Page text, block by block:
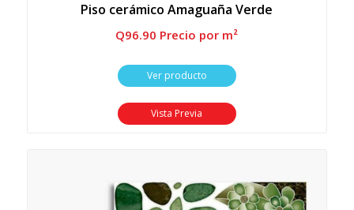
Piso cerámico Amaguaña Verde
Q96.90 Precio por m²
Ver producto
Vista Previa